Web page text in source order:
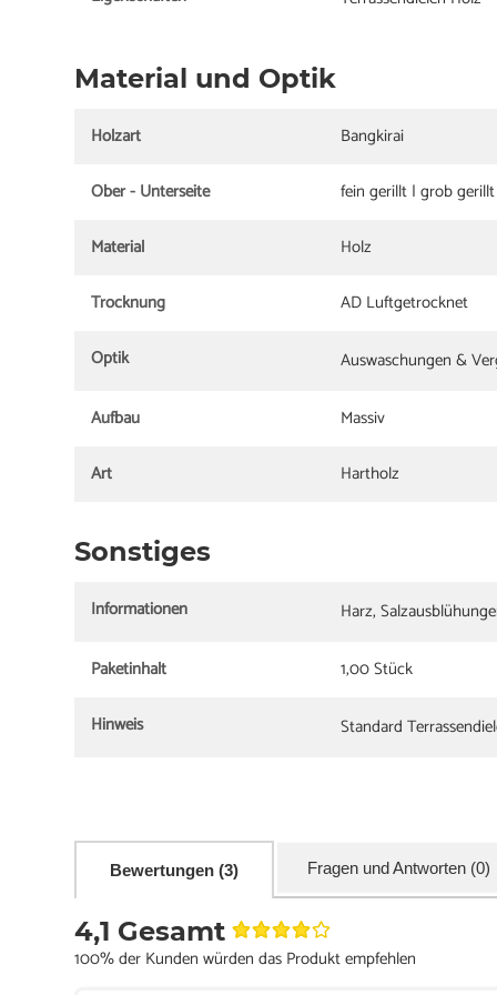
Material und Optik
Holzart
Bangkirai
Ober - Unterseite
fein gerillt | grob gerillt
Material
Holz
Trocknung
AD Luftgetrocknet
Optik
Auswaschungen &
Aufbau
Massiv
Art
Hartholz
Sonstiges
Informationen Harz,
Paketinhalt
1,00 Stück
Hinweis
Standard
Bewertungen (3) Fragen und Antworten (0)
4,1 Gesamt
100% der Kunden würden das Produkt empfehlen